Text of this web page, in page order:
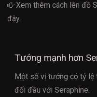
Xem thêm cách lên đồ
đây.
Tướng mạnh hơn
Một số vị tướng có tỷ lệ
đối đầu với Seraphine.